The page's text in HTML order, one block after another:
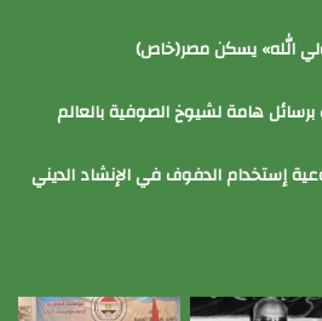
الله» يسكن مصر(خاص)
هامة لشيوخ الصوفية بالعالم
إستخدام الدفوف في الإنشاد الديني